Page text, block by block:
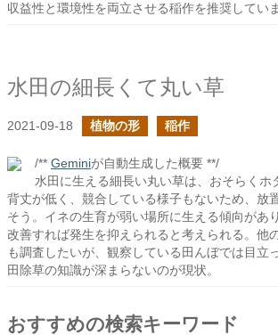
収益性と環境性を両立させる稲作を推奨していま
水田の細長くて丸い草
2021-09-18 植物の形 稲作
/** Geminiが自動生成した概要 **/
水田に生える細長い丸い草は、おそらくホ
背丈が低く、競合している様子もないため、放
そう。イネの生育が弱い場所に生える傾向があ
改善すれば発生を抑えられると考えられる。他
も調査したいが、観察している田んぼでは目立
田除草の知識が深まらないのが現状。
おすすめの検索キーワード